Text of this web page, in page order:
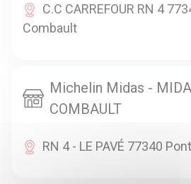
C.C CARREFOUR RN 4
Combault
Michelin Midas -
COMBAULT
RN 4 - LE PAVÉ 77340